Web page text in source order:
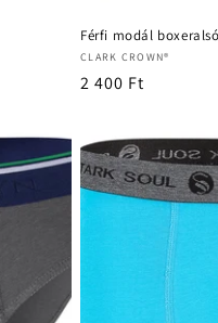
Férfi modál
Forgalmazó:
CLARK CROWN®
Normál
2 400 Ft